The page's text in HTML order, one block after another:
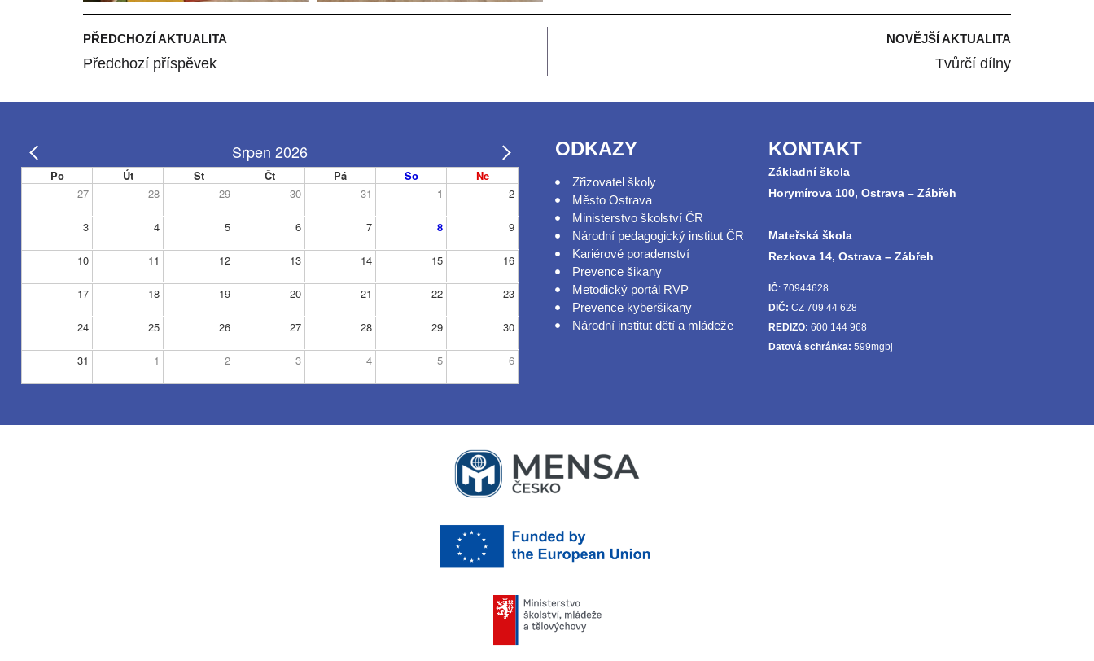
PŘEDCHOZÍ AKTUALITA
Předchozí příspěvek
NOVĚJŠÍ AKTUALITA
Tvůrčí dílny
Srpen 2026
Po Út St Čt Pá So
Ne
27
28 29 30 31 1 2
3 4 5 6 7 8 9
10 11 12 13 14 15 16
17 18 19 20 21 22 23
24 25 26 27 28 29 30
31 1 2 3 4 5 6
ODKAZY
Zřizovatel školy
Město Ostrava
Ministerstvo školství ČR
Národní pedagogický institut ČR
Kariérové poradenství
Prevence šikany
Metodický portál RVP
Prevence kyberšikany
Národní institut dětí a mládeže
KONTAKT
Základní škola
Horymírova 100, Ostrava – Zábřeh
Mateřská škola
Rezkova 14, Ostrava – Zábřeh
IČ: 70944628
DIČ: CZ 709 44 628
REDIZO: 600 144 968
Datová schránka: 599mgbj